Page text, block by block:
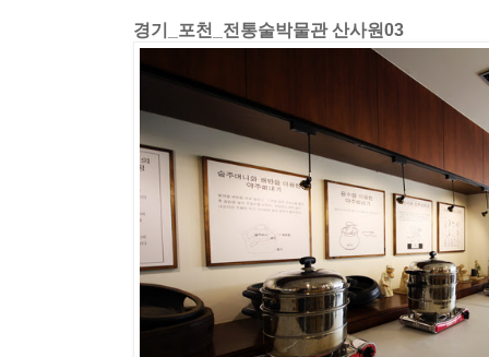
경기_포천_전통술박물관 산사원03